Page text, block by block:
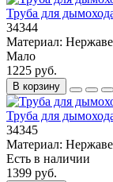
Труба для
34344
Материал:
Мало
1225 руб.
В корзину
Труба для
34345
Материал:
Есть в наличии
1399 руб.